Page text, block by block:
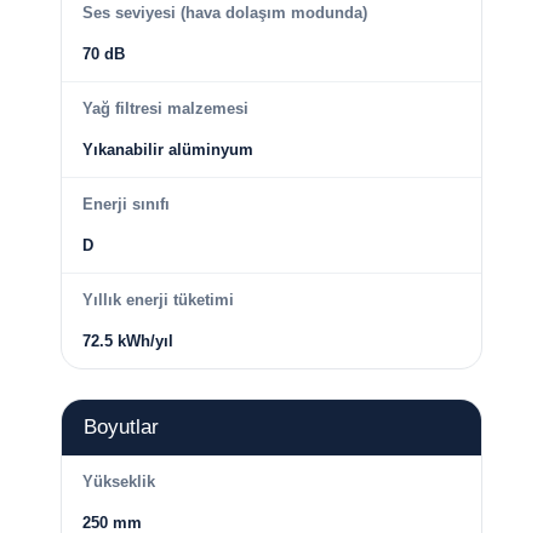
Ses seviyesi (hava dolaşım modunda)
70 dB
Yağ filtresi malzemesi
Yıkanabilir alüminyum
Enerji sınıfı
D
Yıllık enerji tüketimi
72.5 kWh/yıl
Boyutlar
Yükseklik
250 mm